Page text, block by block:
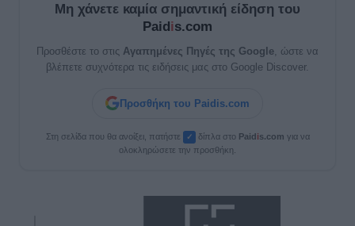
Μη χάνετε καμία σημαντική είδηση του
Paidis.com
Προσθέστε το στις Αγαπημένες Πηγές της Google , ώστε να
βλέπετε συχνότερα τις ειδήσεις μας στο Google Discover.
Προσθήκη του Paidis.com
Στη σελίδα που θα ανοίξει, πατήστε ✓ δίπλα στο Paidis.com για να
ολοκληρώσετε την προσθήκη.